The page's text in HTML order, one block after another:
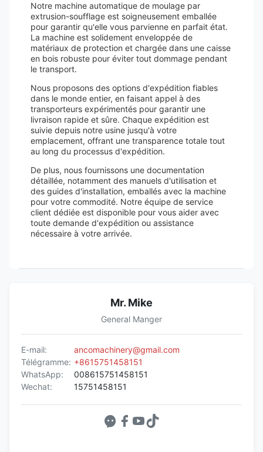
Notre machine automatique de moulage par
extrusion-soufflage est soigneusement emballée
pour garantir qu'elle vous parvienne en parfait état.
La machine est solidement enveloppée de
matériaux de protection et chargée dans une caisse
en bois robuste pour éviter tout dommage pendant
le transport.
Nous proposons des options d'expédition fiables
dans le monde entier, en faisant appel à des
transporteurs expérimentés pour garantir une
livraison rapide et sûre. Chaque expédition est
suivie depuis notre usine jusqu'à votre
emplacement, offrant une transparence totale tout
au long du processus d'expédition.
De plus, nous fournissons une documentation
détaillée, notamment des manuels d'utilisation et
des guides d'installation, emballés avec la machine
pour votre commodité. Notre équipe de service
client dédiée est disponible pour vous aider avec
toute demande d'expédition ou assistance
nécessaire à votre arrivée.
Mr. Mike
General Manger
E-mail:
ancomachinery@gmail.com
Télégramme: +8615751458151
WhatsApp:
008615751458151
Wechat:
15751458151